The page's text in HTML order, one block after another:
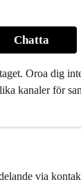
Chatta
Oroa dig
kanaler för
via